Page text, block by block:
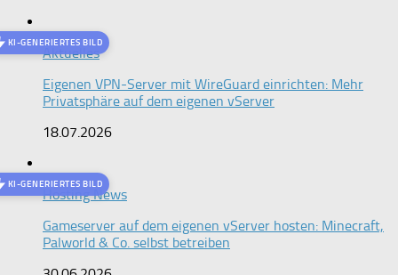
KI-GENERIERTES BILD
Aktuelles
Eigenen VPN-Server mit WireGuard einrichten: Mehr
Privatsphäre auf dem eigenen vServer
18.07.2026
KI-GENERIERTES BILD
Hosting News
Gameserver auf dem eigenen vServer hosten: Minecraft,
Palworld & Co. selbst betreiben